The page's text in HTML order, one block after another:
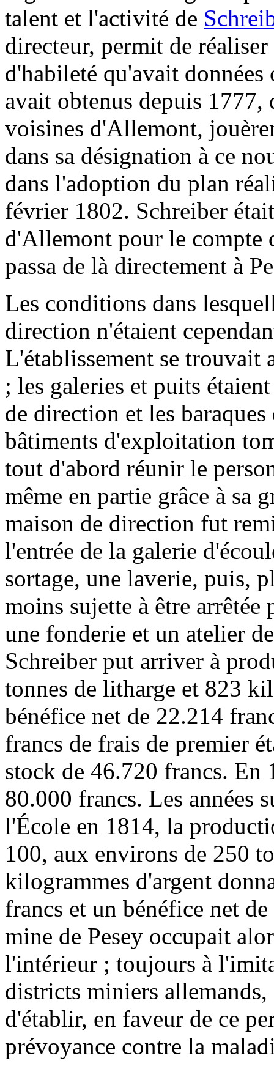
talent et l'activité de
directeur, permit de
d'habileté qu'avait
avait obtenus depuis
voisines d'Allemont,
dans sa désignation à ce
dans l'adoption du plan
février 1802. Schreiber
d'Allemont pour le compte
passa de là directement à
Les conditions dans
direction n'étaient
L'établissement se trouvait
; les galeries et puits
de direction et les
bâtiments d'exploitation
tout d'abord réunir le
même en partie grâce à sa
maison de direction fut
l'entrée de la galerie
sortage, une laverie, puis,
moins sujette à être
une fonderie et un atelier
Schreiber put arriver à
tonnes de litharge et 823
bénéfice net de 22.214
francs de frais de premier
stock de 46.720 francs. En
80.000 francs. Les années
l'École en 1814, la
100, aux environs de 250
kilogrammes d'argent
francs et un bénéfice net
mine de Pesey occupait
l'intérieur ; toujours à
districts miniers allemands,
d'établir, en faveur de ce
prévoyance contre la